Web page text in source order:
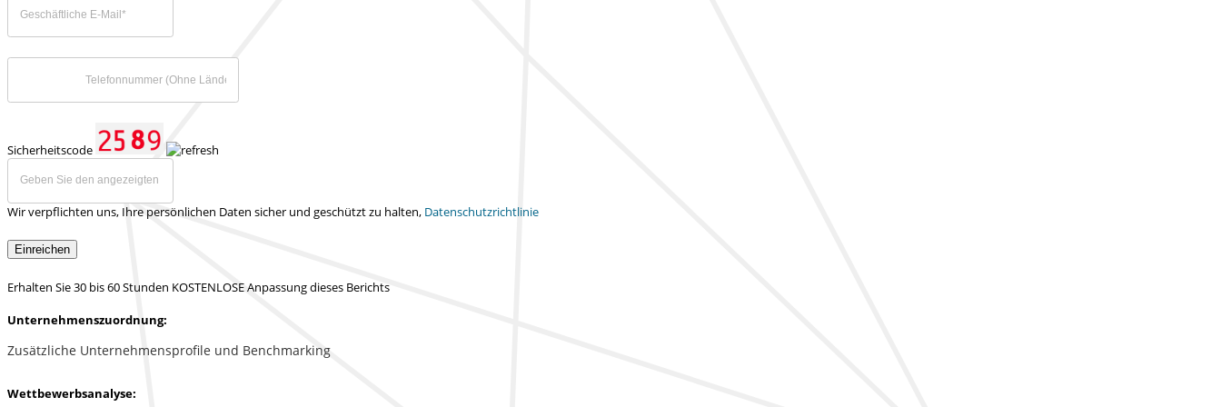
Sicherheitscode
Wir verpflichten uns, Ihre persönlichen Daten sicher und geschützt zu halten, Datenschutzrichtlinie
Einreichen
Erhalten Sie 30 bis 60 Stunden KOSTENLOSE Anpassung dieses Berichts
Unternehmenszuordnung:
Zusätzliche Unternehmensprofile und Benchmarking
Wettbewerbsanalyse: